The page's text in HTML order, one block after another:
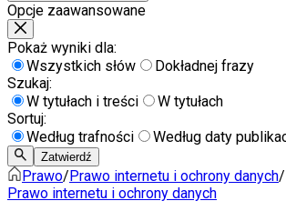
Opcje zaawansowane
Pokaż wyniki dla:
Wszystkich słów
Dokładnej frazy
Szukaj:
W tytułach i treści
W tytułach
Sortuj:
Według trafności
Według daty
Zatwierdź
Prawo/Prawo internetu i ochrony danych/
Prawo internetu i ochrony danych